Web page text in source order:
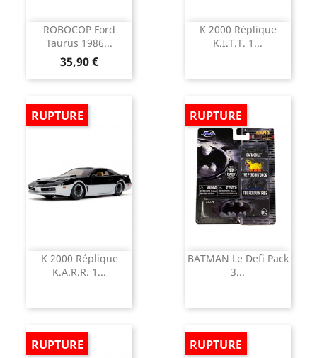
ROBOCOP Ford
Taurus 1986...
Prix
35,90 €
K 2000 Réplique
K.I.T.T. 1...
K 2000 Réplique
K.A.R.R. 1...
RUPTURE
BATMAN Le Defi Pack
3...
RUPTURE
RUPTURE RUPTURE